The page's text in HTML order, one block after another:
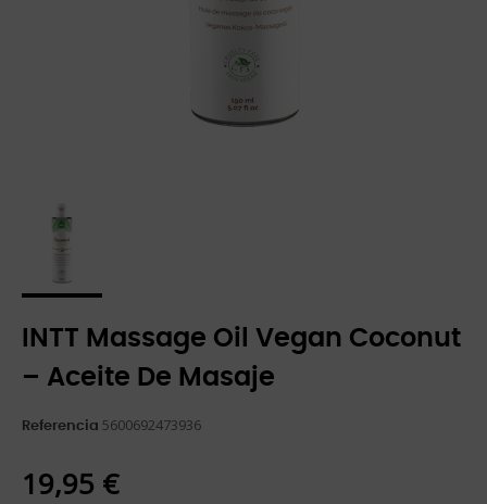
INTT Massage Oil Vegan Coconut
– Aceite De Masaje
Referencia 5600692473936
19,95 €